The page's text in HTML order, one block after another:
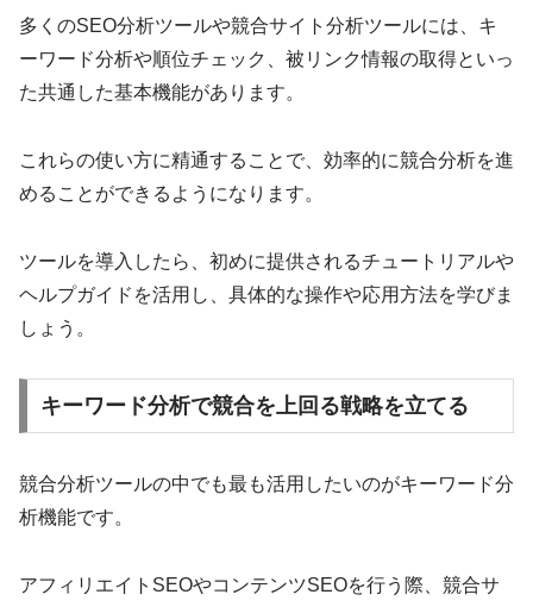
多くのSEO分析ツールや競合サイト分析ツールには、キ
ーワード分析や順位チェック、被リンク情報の取得といっ
た共通した基本機能があります。
これらの使い方に精通することで、効率的に競合分析を進
めることができるようになります。
ツールを導入したら、初めに提供されるチュートリアルや
ヘルプガイドを活用し、具体的な操作や応用方法を学びま
しょう。
キーワード分析で競合を上回る戦略を立てる
競合分析ツールの中でも最も活用したいのがキーワード分
析機能です。
アフィリエイトSEOやコンテンツSEOを行う際、競合サ